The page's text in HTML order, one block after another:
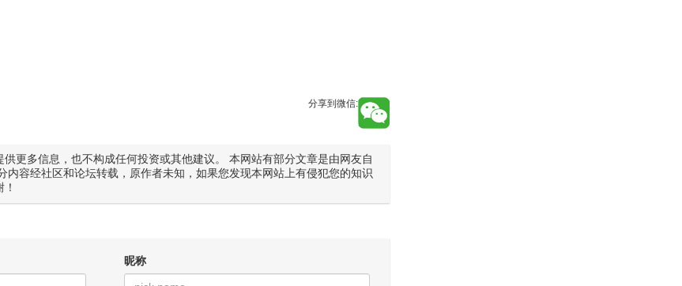
分享到微信:
更多信息，也不构成任何投资或其他建议。 本网站有部分文章是由网友自
容经社区和论坛转载，原作者未知，如果您发现本网站上有侵犯您的知识
昵称